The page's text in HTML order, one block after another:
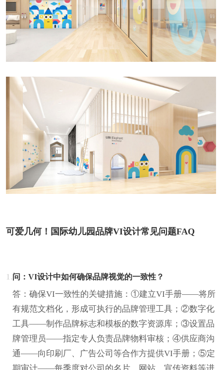
可爱几何！国际幼儿园品牌VI设计常见问题FAQ
1.问：VI设计中如何确保品牌视觉的一致性？
答：确保VI一致性的关键措施：①建立VI手册——将所
有规范文档化，形成可执行的品牌管理工具；②数字化
工具——制作品牌标志和模板的数字资源库；③设置品
牌管理员——指定专人负责品牌物料审核；④供应商沟
通——向印刷厂、广告公司等合作方提供VI手册；⑤定
期审计——每季度对公司的名片、网站、宣传资料等进